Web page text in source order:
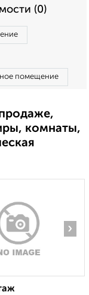
(0)
помещение
комнаты,
›